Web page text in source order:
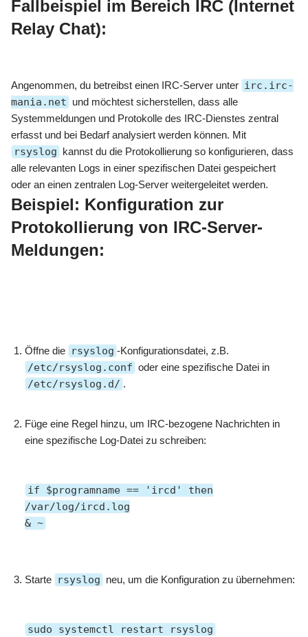
Fallbeispiel im Bereich IRC (Internet
Relay Chat):
Angenommen, du betreibst einen IRC-Server unter irc.irc-
mania.net und möchtest sicherstellen, dass alle
Systemmeldungen und Protokolle des IRC-Dienstes zentral
erfasst und bei Bedarf analysiert werden können. Mit
rsyslog kannst du die Protokollierung so konfigurieren, dass
alle relevanten Logs in einer spezifischen Datei gespeichert
oder an einen zentralen Log-Server weitergeleitet werden.
Beispiel: Konfiguration zur
Protokollierung von IRC-Server-
Meldungen:
Öffne die rsyslog -Konfigurationsdatei, z.B.
/etc/rsyslog.conf oder eine spezifische Datei in
/etc/rsyslog.d/ .
Füge eine Regel hinzu, um IRC-bezogene Nachrichten in
eine spezifische Log-Datei zu schreiben:
if $programname == 'ircd'
then
/var/log/ircd.log
& ~
Starte rsyslog neu, um die Konfiguration zu übernehmen:
sudo systemctl restart rsyslog